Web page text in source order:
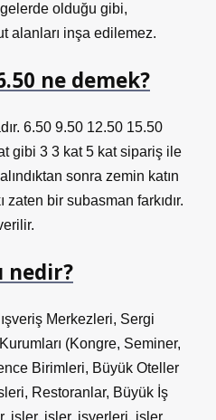
olduğu gibi,
alanları inşa edilemez.
ne demek?
6.50 9.50 12.50 15.50
gibi 3 3 kat 5 kat sipariş ile
sonra zemin katın
bir subasman farkıdır.
nedir?
Merkezleri, Sergi
(Kongre, Seminer,
Birimleri, Büyük Oteller
Restoranlar, Büyük İş
işler, işler, işyerleri, işler,